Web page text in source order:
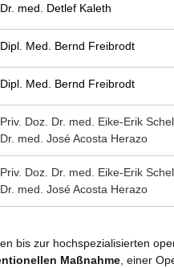
Dr. med. Detlef Kaleth
Dipl. Med. Bernd Freibrodt
Dipl. Med. Bernd Freibrodt
Priv. Doz. Dr. med. Eike-Erik
Dr. med. José Acosta Herazo
Priv. Doz. Dr. med. Eike-Erik
Dr. med. José Acosta Herazo
bis zur hochspezialisierten
Maßnahme , einer